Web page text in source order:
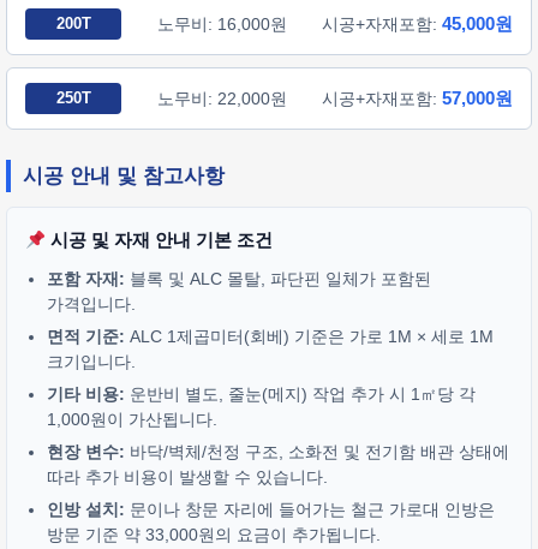
200T 노무비: 16,000원 시공+자재포함: 45,000원
250T 노무비: 22,000원 시공+자재포함: 57,000원
시공 안내 및 참고사항
시공 및 자재 안내 기본 조건
포함 자재: 블록 및 ALC 몰탈, 파단핀 일체가 포함된
가격입니다.
면적 기준: ALC 1제곱미터(회베) 기준은 가로 1M × 세로 1M
크기입니다.
기타 비용: 운반비 별도, 줄눈(메지) 작업 추가 시 1㎡당 각
1,000원이 가산됩니다.
현장 변수: 바닥/벽체/천정 구조, 소화전 및 전기함 배관 상태에
따라 추가 비용이 발생할 수 있습니다.
인방 설치: 문이나 창문 자리에 들어가는 철근 가로대 인방은
방문 기준 약 33,000원의 요금이 추가됩니다.